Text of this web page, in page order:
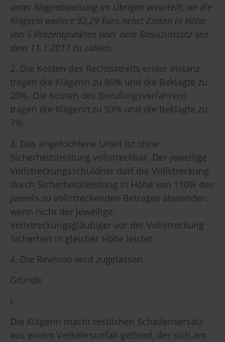
unter Klageabweisung im Übrigen verurteilt, an die
Klägerin weitere 92,29 Euro nebst Zinsen in Höhe
von 5 Prozentpunkten über dem Basiszinssatz seit
dem 11.1.2017 zu zahlen.
2. Die Kosten des Rechtsstreits erster Instanz
tragen die Klägerin zu 80% und die Beklagte zu
20%. Die Kosten des Berufungsverfahrens
tragen die Klägerin zu 93% und die Beklagte zu
7%.
3. Das angefochtene Urteil ist ohne
Sicherheitsleistung vollstreckbar. Der jeweilige
Vollstreckungsschuldner darf die Vollstreckung
durch Sicherheitsleistung in Höhe von 110% des
jeweils zu vollstreckenden Betrages abwenden,
wenn nicht der jeweilige
Vollstreckungsgläubiger vor der Vollstreckung
Sicherheit in gleicher Höhe leistet.
4. Die Revision wird zugelassen.
Gründe
I.
Die Klägerin macht restlichen Schadensersatz
aus einem Verkehrsunfall geltend, der sich am